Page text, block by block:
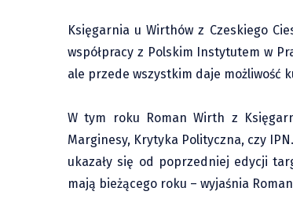
Księgarnia u Wirthów z Czeskiego
współpracy z Polskim Instytutem w
ale przede wszystkim daje możliwość
W tym roku Roman Wirth z
Marginesy, Krytyka Polityczna, czy
ukazały się od poprzedniej edycji
mają bieżącego roku – wyjaśnia